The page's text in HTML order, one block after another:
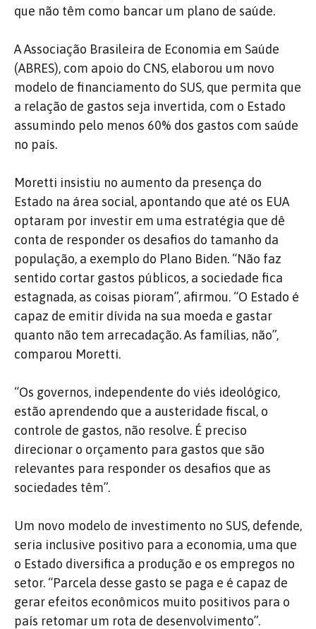
que não têm como bancar um plano de saúde.
A Associação Brasileira de Economia em Saúde
(ABRES), com apoio do CNS, elaborou um novo
modelo de financiamento do SUS, que permita que
a relação de gastos seja invertida, com o Estado
assumindo pelo menos 60% dos gastos com saúde
no país.
Moretti insistiu no aumento da presença do
Estado na área social, apontando que até os EUA
optaram por investir em uma estratégia que dê
conta de responder os desafios do tamanho da
população, a exemplo do Plano Biden. “Não faz
sentido cortar gastos públicos, a sociedade fica
estagnada, as coisas pioram”, afirmou. “O Estado é
capaz de emitir dívida na sua moeda e gastar
quanto não tem arrecadação. As famílias, não”,
comparou Moretti.
“Os governos, independente do viés ideológico,
estão aprendendo que a austeridade fiscal, o
controle de gastos, não resolve. É preciso
direcionar o orçamento para gastos que são
relevantes para responder os desafios que as
sociedades têm”.
Um novo modelo de investimento no SUS, defende,
seria inclusive positivo para a economia, uma que
o Estado diversifica a produção e os empregos no
setor. “Parcela desse gasto se paga e é capaz de
gerar efeitos econômicos muito positivos para o
país retomar um rota de desenvolvimento”.